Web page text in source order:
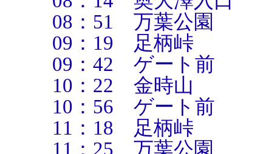
08：51 万葉公園
09：19 足柄峠
09：42 ゲート前
10：22 金時山
10：56 ゲート前
11：18 足柄峠
11：25 万葉公園